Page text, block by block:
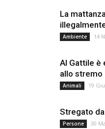
La
Ambiente 14
Al Gattile è
allo stremo
Animali 19
Stregato
Persone 30